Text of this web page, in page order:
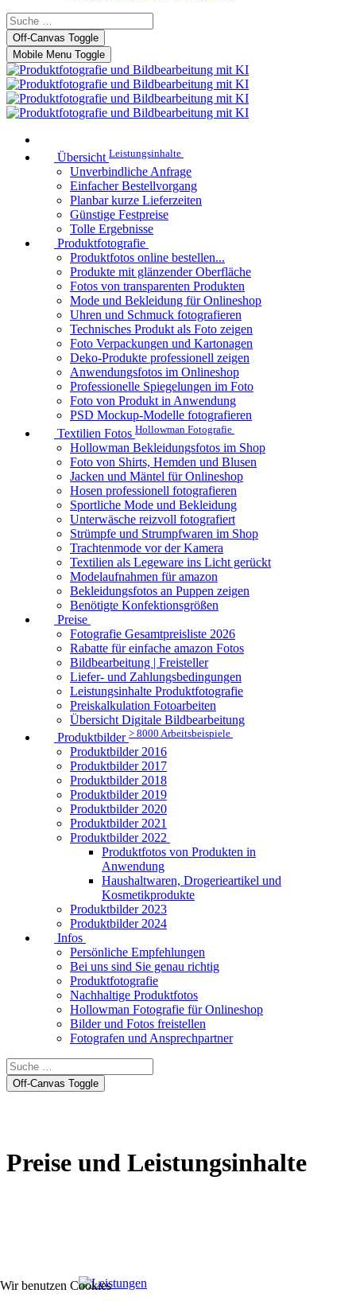
Off-Canvas Toggle
Mobile Menu Toggle
Übersicht Leistungsinhalte
Unverbindliche Anfrage
Einfacher Bestellvorgang
Planbar kurze Lieferzeiten
Günstige Festpreise
Tolle Ergebnisse
Produktfotografie
Produktfotos online bestellen...
Produkte mit glänzender Oberfläche
Fotos von transparenten Produkten
Mode und Bekleidung für Onlineshop
Uhren und Schmuck fotografieren
Technisches Produkt als Foto zeigen
Foto Verpackungen und Kartonagen
Deko-Produkte professionell zeigen
Anwendungsfotos im Onlineshop
Professionelle Spiegelungen im Foto
Foto von Produkt in Anwendung
PSD Mockup-Modelle fotografieren
Textilien Fotos Hollowman Fotografie
Hollowman Bekleidungsfotos im Shop
Foto von Shirts, Hemden und Blusen
Jacken und Mäntel für Onlineshop
Hosen professionell fotografieren
Sportliche Mode und Bekleidung
Unterwäsche reizvoll fotografiert
Strümpfe und Strumpfwaren im Shop
Trachtenmode vor der Kamera
Textilien als Legeware ins Licht gerückt
Modelaufnahmen für amazon
Bekleidungsfotos an Puppen zeigen
Benötigte Konfektionsgrößen
Preise
Fotografie Gesamtpreisliste 2026
Rabatte für einfache amazon Fotos
Bildbearbeitung | Freisteller
Liefer- und Zahlungsbedingungen
Leistungsinhalte Produktfotografie
Preiskalkulation Fotoarbeiten
Übersicht Digitale Bildbearbeitung
Produktbilder > 8000 Arbeitsbeispiele
Produktbilder 2016
Produktbilder 2017
Produktbilder 2018
Produktbilder 2019
Produktbilder 2020
Produktbilder 2021
Produktbilder 2022
Produktfotos von Produkten in
Anwendung
Haushaltwaren, Drogerieartikel und
Kosmetikprodukte
Produktbilder 2023
Produktbilder 2024
Infos
Persönliche Empfehlungen
Bei uns sind Sie genau richtig
Produktfotografie
Nachhaltige Produktfotos
Hollowman Fotografie für Onlineshop
Bilder und Fotos freistellen
Fotografen und Ansprechpartner
Off-Canvas Toggle
Preise und Leistungsinhalte
Wir benutzen Cookies